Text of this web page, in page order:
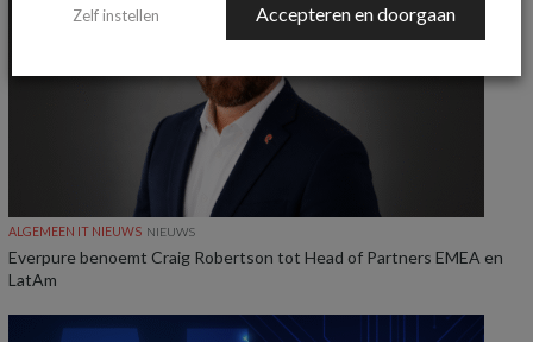
ALGEMEEN IT NIEUWS NIEUWS
Everpure benoemt Craig Robertson tot Head of Partners EMEA en
LatAm
Zelf instellen Accepteren en doorgaan